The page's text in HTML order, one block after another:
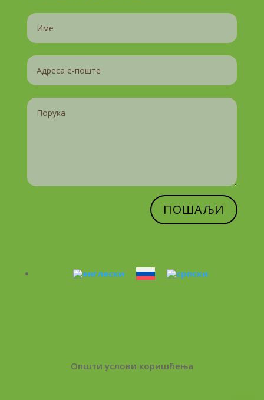
ПОШАЉИ
Општи услови коришћења